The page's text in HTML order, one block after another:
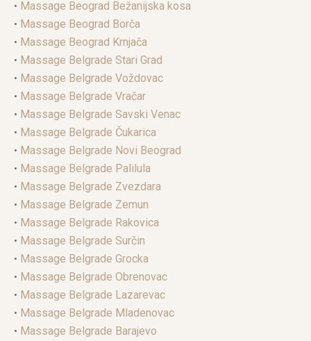
• Massage Beograd Bežanijska kosa
• Massage Beograd Borča
• Massage Beograd Krnjača
• Massage Belgrade Stari Grad
• Massage Belgrade Voždovac
• Massage Belgrade Vračar
• Massage Belgrade Savski Venac
• Massage Belgrade Čukarica
• Massage Belgrade Novi Beograd
• Massage Belgrade Palilula
• Massage Belgrade Zvezdara
• Massage Belgrade Zemun
• Massage Belgrade Rakovica
• Massage Belgrade Surčin
• Massage Belgrade Grocka
• Massage Belgrade Obrenovac
• Massage Belgrade Lazarevac
• Massage Belgrade Mladenovac
• Massage Belgrade Barajevo